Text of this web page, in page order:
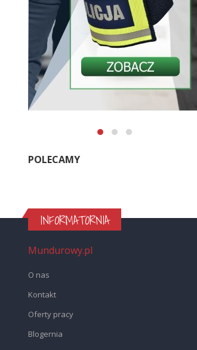
POLECAMY
INFORMATORNIA
Mundurowy.pl
O nas
Kontakt
Oferty pracy
Blogernia